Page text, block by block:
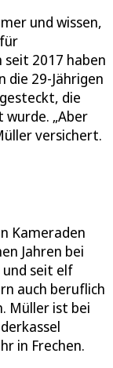
und wissen,
2017 haben
die 29-Jährigen
die
wurde. „Aber
versichert.
Kameraden
Jahren bei
seit elf
auch beruflich
Müller ist bei
in Frechen.